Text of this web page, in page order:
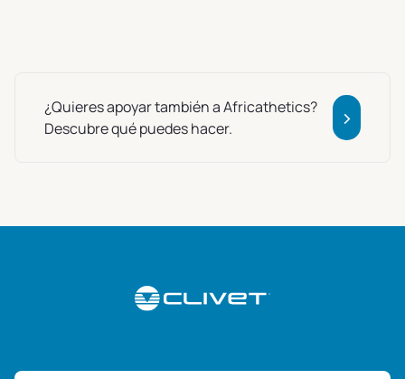
¿Quieres apoyar también a Africathetics?
Descubre qué puedes hacer.
>